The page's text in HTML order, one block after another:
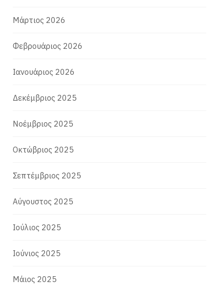
Μάρτιος 2026
Φεβρουάριος 2026
Ιανουάριος 2026
Δεκέμβριος 2025
Νοέμβριος 2025
Οκτώβριος 2025
Σεπτέμβριος 2025
Αύγουστος 2025
Ιούλιος 2025
Ιούνιος 2025
Μάιος 2025